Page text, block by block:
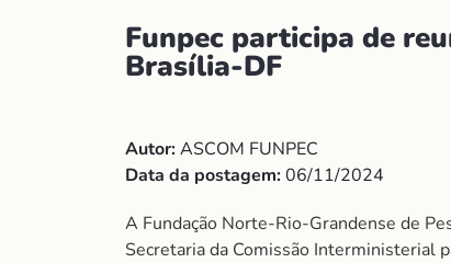
Funpec participa de
Brasília-DF
Autor:ASCOM FUNPEC
Data da postagem:06/11/2024
A Fundação Norte-Rio-Grandense de
Secretaria da Comissão Interministerial